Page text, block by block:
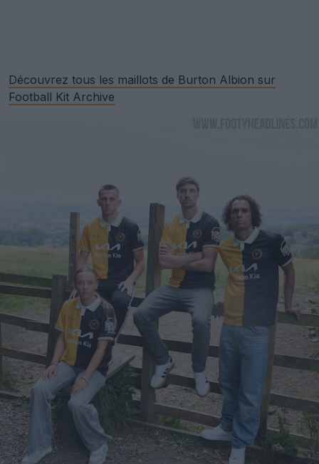
Découvrez tous les maillots de Burton Albion sur
Football Kit Archive